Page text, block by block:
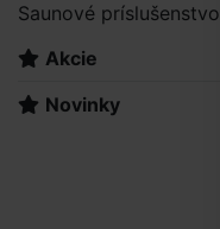
Saunové príslušenstvo
Akcie
Novinky